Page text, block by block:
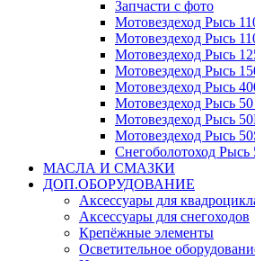
Запчасти с фото
Мотовездеход Рысь
Мотовездеход Рысь
Мотовездеход Рысь
Мотовездеход Рысь
Мотовездеход Рысь
Мотовездеход Рысь
Мотовездеход Рысь
Мотовездеход Рысь
Снегоболотоход Рысь
МАСЛА И СМАЗКИ
ДОП.ОБОРУДОВАНИЕ
Аксессуары для
Аксессуары для снегоходов
Крепёжные элементы
Осветительное